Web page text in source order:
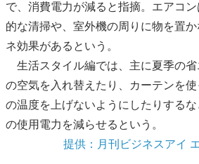
で、消費電力が減ると指摘。エアコ
的な清掃や、室外機の周りに物を置
ネ効果があるという。
生活スタイル編では、主に夏季の省
の空気を入れ替えたり、カーテンを
の温度を上げないようにしたりする
の使用電力を減らせるという。
提供：月刊ビジネスアイ